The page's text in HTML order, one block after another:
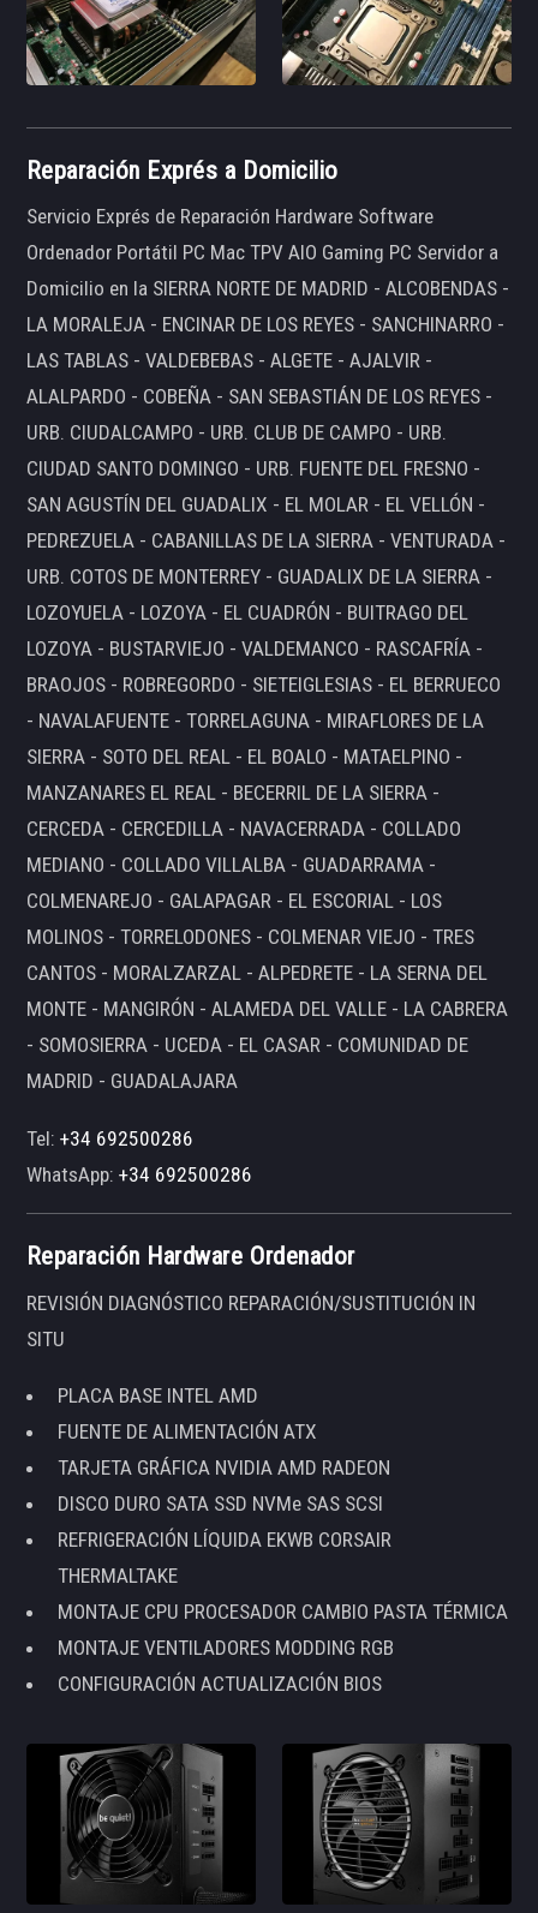
Reparación Exprés a Domicilio
Servicio Exprés de Reparación Hardware Software
Ordenador Portátil PC Mac TPV AIO Gaming PC Servidor a
Domicilio en la SIERRA NORTE DE MADRID - ALCOBENDAS -
LA MORALEJA - ENCINAR DE LOS REYES - SANCHINARRO -
LAS TABLAS - VALDEBEBAS - ALGETE - AJALVIR -
ALALPARDO - COBEÑA - SAN SEBASTIÁN DE LOS REYES -
URB. CIUDALCAMPO - URB. CLUB DE CAMPO - URB.
CIUDAD SANTO DOMINGO - URB. FUENTE DEL FRESNO -
SAN AGUSTÍN DEL GUADALIX - EL MOLAR - EL VELLÓN -
PEDREZUELA - CABANILLAS DE LA SIERRA - VENTURADA -
URB. COTOS DE MONTERREY - GUADALIX DE LA SIERRA -
LOZOYUELA - LOZOYA - EL CUADRÓN - BUITRAGO DEL
LOZOYA - BUSTARVIEJO - VALDEMANCO - RASCAFRÍA -
BRAOJOS - ROBREGORDO - SIETEIGLESIAS - EL BERRUECO
- NAVALAFUENTE - TORRELAGUNA - MIRAFLORES DE LA
SIERRA - SOTO DEL REAL - EL BOALO - MATAELPINO -
MANZANARES EL REAL - BECERRIL DE LA SIERRA -
CERCEDA - CERCEDILLA - NAVACERRADA - COLLADO
MEDIANO - COLLADO VILLALBA - GUADARRAMA -
COLMENAREJO - GALAPAGAR - EL ESCORIAL - LOS
MOLINOS - TORRELODONES - COLMENAR VIEJO - TRES
CANTOS - MORALZARZAL - ALPEDRETE - LA SERNA DEL
MONTE - MANGIRÓN - ALAMEDA DEL VALLE - LA CABRERA
- SOMOSIERRA - UCEDA - EL CASAR - COMUNIDAD DE
MADRID - GUADALAJARA
Tel:+34 692500286
WhatsApp:+34 692500286
Reparación Hardware Ordenador
REVISIÓN DIAGNÓSTICO REPARACIÓN/SUSTITUCIÓN IN
SITU
PLACA BASE INTEL AMD
FUENTE DE ALIMENTACIÓN ATX
TARJETA GRÁFICA NVIDIA AMD RADEON
DISCO DURO SATA SSD NVMe SAS SCSI
REFRIGERACIÓN LÍQUIDA EKWB CORSAIR
THERMALTAKE
MONTAJE CPU PROCESADOR CAMBIO PASTA TÉRMICA
MONTAJE VENTILADORES MODDING RGB
CONFIGURACIÓN ACTUALIZACIÓN BIOS